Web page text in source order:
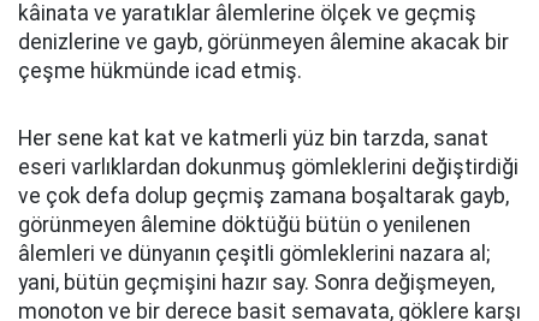
kâinata ve yaratıklar âlemlerine ölçek ve geçmiş
denizlerine ve gayb, görünmeyen âlemine akacak bir
çeşme hükmünde icad etmiş.
Her sene kat kat ve katmerli yüz bin tarzda, sanat
eseri varlıklardan dokunmuş gömleklerini değiştirdiği
ve çok defa dolup geçmiş zamana boşaltarak gayb,
görünmeyen âlemine döktüğü bütün o yenilenen
âlemleri ve dünyanın çeşitli gömleklerini nazara al;
yani, bütün geçmişini hazır say. Sonra değişmeyen,
monoton ve bir derece basit semavata, göklere karşı